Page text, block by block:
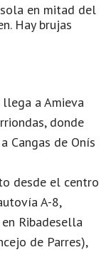
en mitad del
Hay brujas
a Amieva
donde
Cangas de Onís
desde el centro
A-8,
Ribadesella
de Parres),